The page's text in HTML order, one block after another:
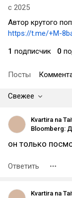
с 2025
Автор крутого
https://t.me/+M-
1 подписчик 0
Посты
Свежее
Kvartira na
он только
Ответить
Kvartira na